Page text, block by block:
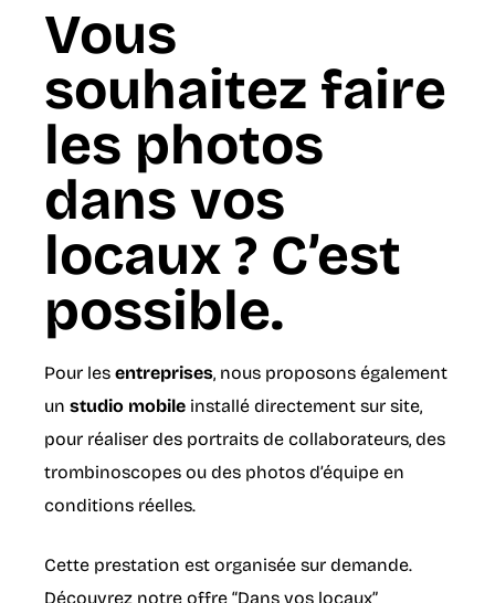
Vous
souhaitez faire
les photos
dans vos
locaux ? C’est
possible.
Pour les entreprises, nous proposons également
un studio mobile installé directement sur site,
pour réaliser des portraits de collaborateurs, des
trombinoscopes ou des photos d’équipe en
conditions réelles.
Cette prestation est organisée sur demande.
Découvrez notre offre “Dans vos locaux”